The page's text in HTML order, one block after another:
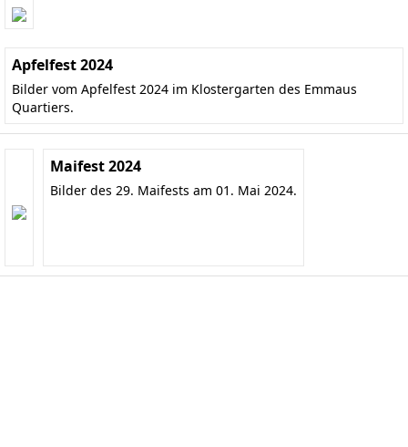
Apfelfest 2024
Bilder vom Apfelfest 2024 im Klostergarten des Emmaus
Quartiers.
Maifest 2024
Bilder des 29. Maifests am 01. Mai 2024.